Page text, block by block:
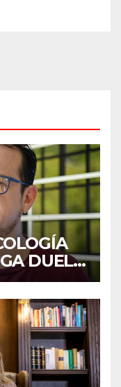
DUELO